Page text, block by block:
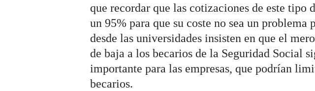
que recordar que las cotizaciones de este tipo
un 95% para que su coste no sea un problema
desde las universidades insisten en que el
de baja a los becarios de la Seguridad Social
importante para las empresas, que podrían
becarios.